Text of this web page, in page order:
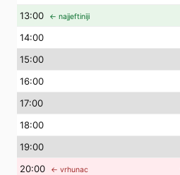
13:00 ← najjeftiniji
14:00
15:00
16:00
17:00
18:00
19:00
20:00 ← vrhunac